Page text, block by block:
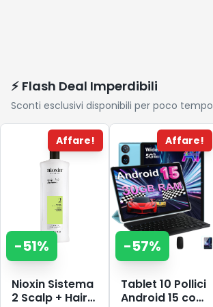
⚡ Flash Deal Imperdibili
Sconti esclusivi disponibili per poco tempo
Affare!
-51%
Nioxin Sistema
2 Scalp + Hair
Affare!
-57%
Tablet 10 Pollici
Android 15 con